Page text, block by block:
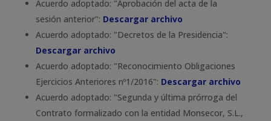
Acuerdo adoptado: "Aprobación del acta de la
sesión anterior": Descargar archivo
Acuerdo adoptado: "Decretos de la Presidencia":
Descargar archivo
Acuerdo adoptado: "Reconocimiento Obligaciones
Ejercicios Anteriores nº1/2016": Descargar archivo
Acuerdo adoptado: "Segunda y última prórroga del
Contrato formalizado con la entidad Monsecor, S.L.,